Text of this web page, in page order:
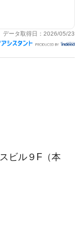
データ取得日： 2026/05/23
ビル９F（本